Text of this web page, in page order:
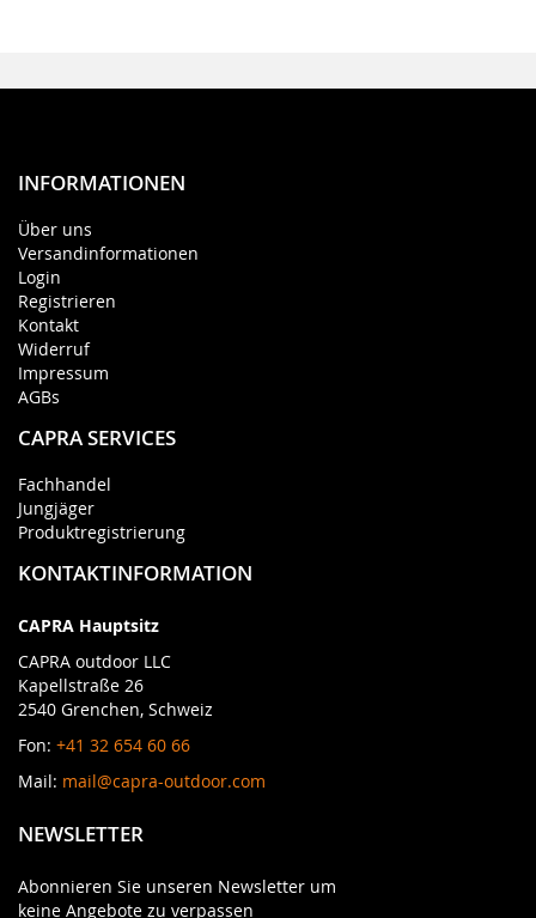
INFORMATIONEN
Über uns
Versandinformationen
Login
Registrieren
Kontakt
Widerruf
Impressum
AGBs
CAPRA SERVICES
Fachhandel
Jungjäger
Produktregistrierung
KONTAKTINFORMATION
CAPRA Hauptsitz
CAPRA outdoor LLC
Kapellstraße 26
2540 Grenchen, Schweiz
Fon: +41 32 654 60 66
Mail: mail@capra-outdoor.com
NEWSLETTER
Abonnieren Sie unseren Newsletter um
keine Angebote zu verpassen